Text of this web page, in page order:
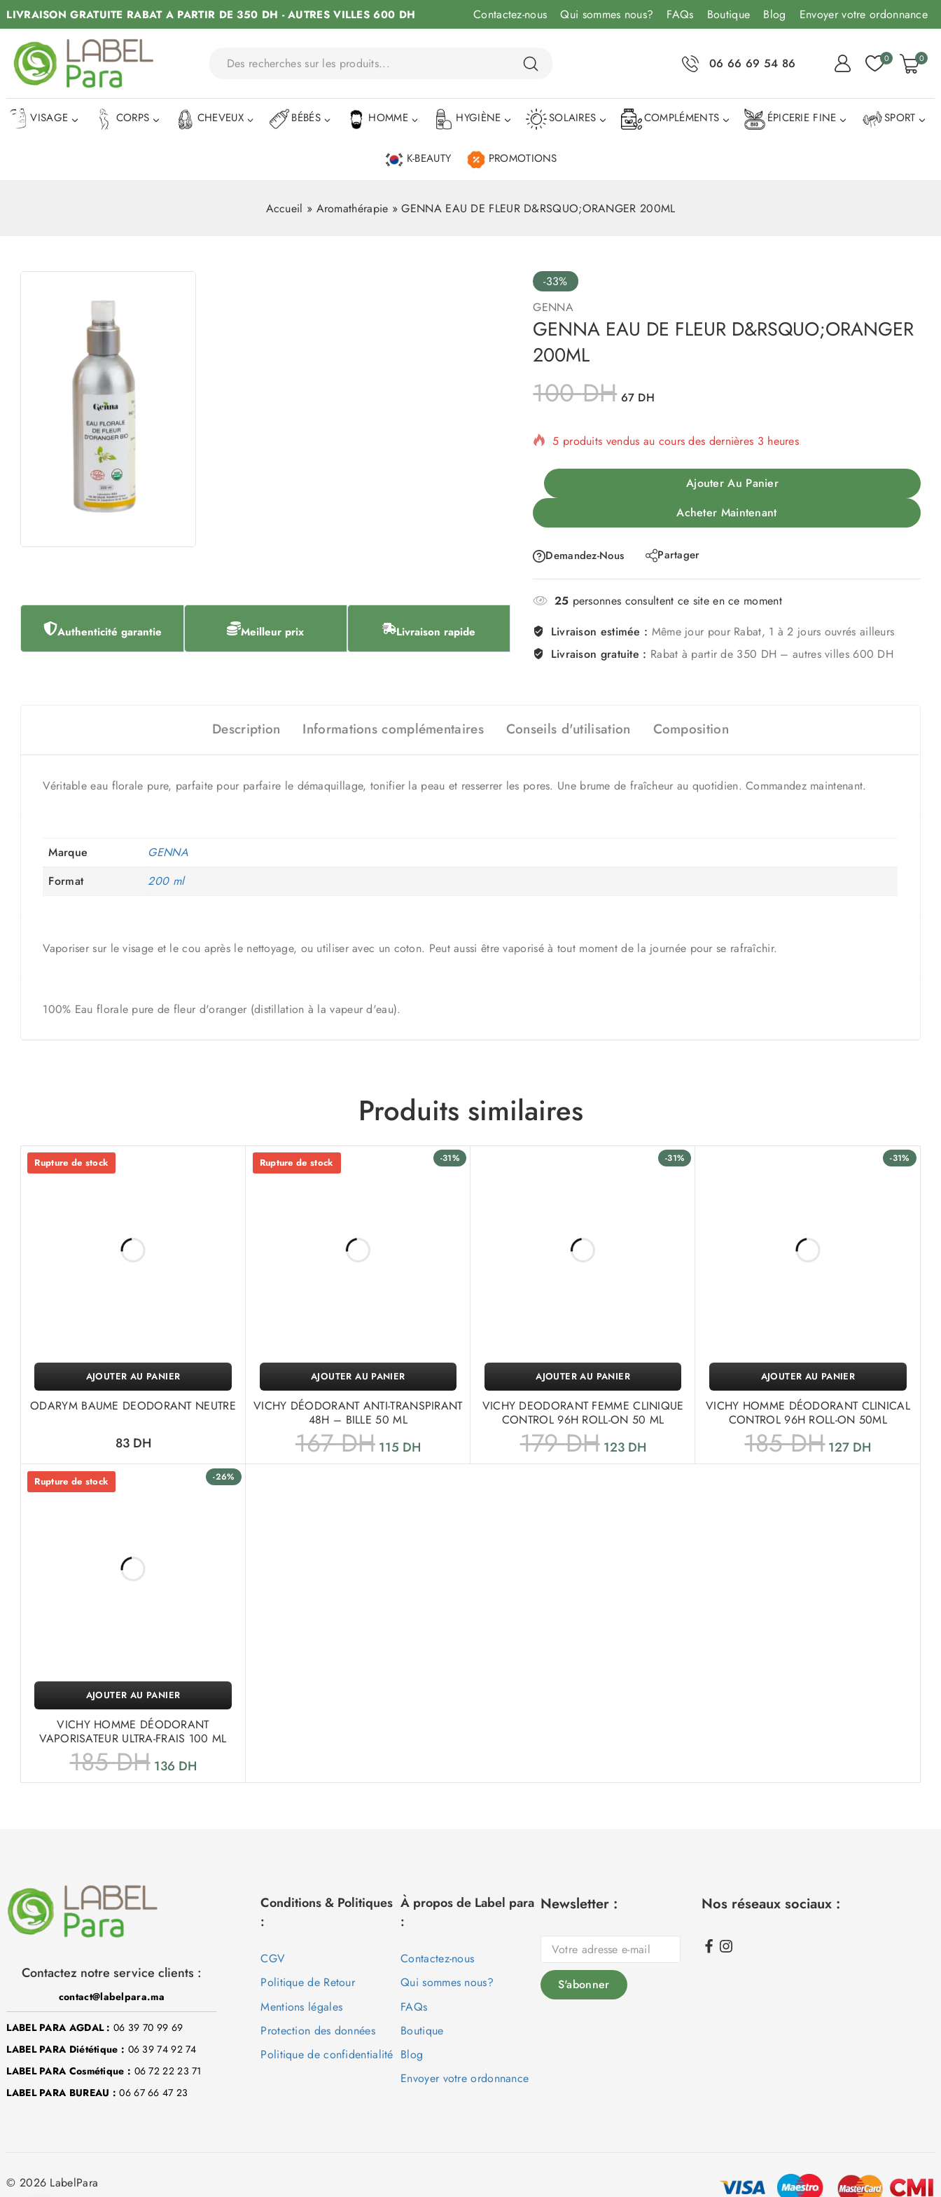
LIVRAISON GRATUITE RABAT A PARTIR DE 350 DH - AUTRES VILLES 600 DH Contactez-nous Qui sommes nous? FAQs Boutique Blog Envoyer votre ordonnance
06 66 69 54 86 0 0
VISAGE CORPS CHEVEUX BÉBÉS HOMME HYGIÈNE SOLAIRES COMPLÉMENTS ÉPICERIE FINE SPORT
K-BEAUTY PROMOTIONS
Accueil » Aromathérapie »GENNA EAU DE FLEUR D&RSQUO;ORANGER 200ML
Authenticité garantie Meilleur prix Livraison rapide
-33%
GENNA
GENNA EAU DE FLEUR D&RSQUO;ORANGER
200ML
100DH 67 DH
5 produits vendus au cours des dernières 3 heures
Vente rapide ! Plus de 8 personnes ont dans leur panier
Ajouter Au Panier
Acheter Maintenant
Demandez-Nous Partager
25 personnes consultent ce site en ce moment
Livraison estimée : Même jour pour Rabat, 1 à 2 jours ouvrés ailleurs
Livraison gratuite : Rabat à partir de 350 DH – autres villes 600 DH
Description Informations complémentaires Conseils d'utilisation Composition
Véritable eau florale pure, parfaite pour parfaire le démaquillage, tonifier la peau et resserrer les pores. Une brume de fraîcheur au quotidien. Commandez maintenant.
Marque
GENNA
Format
200 ml
Vaporiser sur le visage et le cou après le nettoyage, ou utiliser avec un coton. Peut aussi être vaporisé à tout moment de la journée pour se rafraîchir.
100% Eau florale pure de fleur d'oranger (distillation à la vapeur d'eau).
Produits similaires
Rupture de stock
ODARYM BAUME DEODORANT NEUTRE
83 DH
AJOUTER AU PANIER
-31%
Rupture de stock
VICHY DÉODORANT ANTI-TRANSPIRANT
48H – BILLE 50 ML
167DH 115 DH
AJOUTER AU PANIER
-31%
VICHY DEODORANT FEMME CLINIQUE
CONTROL 96H ROLL-ON 50 ML
179DH 123 DH
AJOUTER AU PANIER
-31%
VICHY HOMME DÉODORANT CLINICAL
CONTROL 96H ROLL-ON 50ML
185DH 127 DH
AJOUTER AU PANIER
-26%
Rupture de stock
VICHY HOMME DÉODORANT
VAPORISATEUR ULTRA-FRAIS 100 ML
185DH 136 DH
AJOUTER AU PANIER
Contactez notre service clients :
contact@labelpara.ma
LABEL PARA AGDAL : 06 39 70 99 69
LABEL PARA Diététique : 06 39 74 92 74
LABEL PARA Cosmétique : 06 72 22 23 71
LABEL PARA BUREAU : 06 67 66 47 23
Conditions & Politiques
:
CGV
Politique de Retour
Mentions légales
Protection des données
Politique de confidentialité
À propos de Label para
:
Contactez-nous
Qui sommes nous?
FAQs
Boutique
Blog
Envoyer votre ordonnance
Newsletter : Nos réseaux sociaux :
© 2026 LabelPara